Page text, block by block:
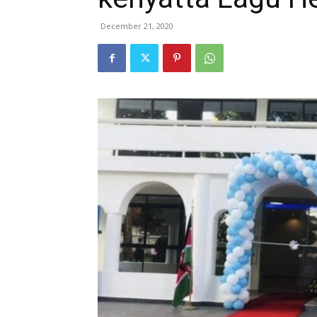
December 21, 2020